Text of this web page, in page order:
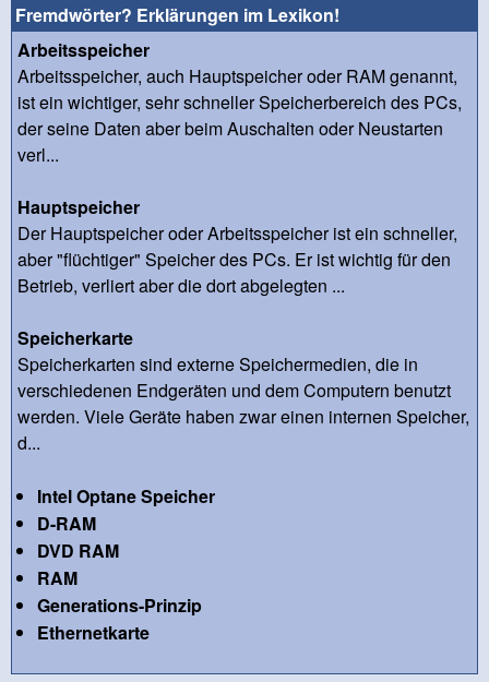
Fremdwörter? Erklärungen im Lexikon!
Arbeitsspeicher
Arbeitsspeicher, auch Hauptspeicher oder RAM genannt,
ist ein wichtiger, sehr schneller Speicherbereich des PCs,
der seine Daten aber beim Auschalten oder Neustarten
verl...
Hauptspeicher
Der Hauptspeicher oder Arbeitsspeicher ist ein schneller,
aber "flüchtiger" Speicher des PCs. Er ist wichtig für den
Betrieb, verliert aber die dort abgelegten ...
Speicherkarte
Speicherkarten sind externe Speichermedien, die in
verschiedenen Endgeräten und dem Computern benutzt
werden. Viele Geräte haben zwar einen internen Speicher,
d...
Intel Optane Speicher
D-RAM
DVD RAM
RAM
Generations-Prinzip
Ethernetkarte